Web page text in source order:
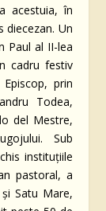
acestuia, în
diecezan. Un
Paul al II-lea
cadru festiv
prin
Todea,
del Mestre,
Sub
instituţiile
pastoral, a
Satu Mare,